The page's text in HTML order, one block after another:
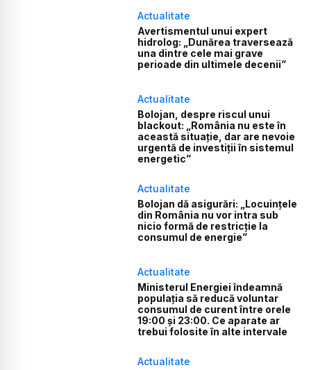
Actualitate
Avertismentul unui expert
hidrolog: „Dunărea traversează
una dintre cele mai grave
perioade din ultimele decenii”
Actualitate
Bolojan, despre riscul unui
blackout: „România nu este în
această situație, dar are nevoie
urgentă de investiții în sistemul
energetic”
Actualitate
Bolojan dă asigurări: „Locuințele
din România nu vor intra sub
nicio formă de restricție la
consumul de energie”
Actualitate
Ministerul Energiei îndeamnă
populația să reducă voluntar
consumul de curent între orele
19:00 și 23:00. Ce aparate ar
trebui folosite în alte intervale
Actualitate